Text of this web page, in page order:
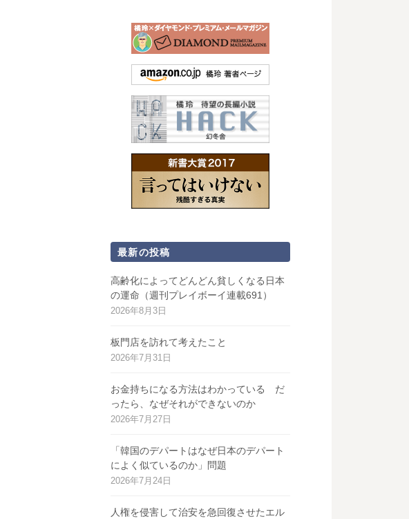
最新の投稿
高齢化によってどんどん貧しくなる日本
の運命（週刊プレイボーイ連載691）
2026年8月3日
板門店を訪れて考えたこと
2026年7月31日
お金持ちになる方法はわかっている だ
ったら、なぜそれができないのか
2026年7月27日
「韓国のデパートはなぜ日本のデパート
によく似ているのか」問題
2026年7月24日
人権を侵害して治安を急回復させたエル